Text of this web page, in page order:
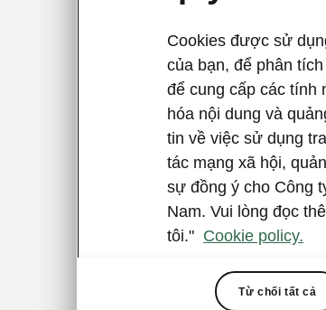
Cookies được sử
của bạn, để phân
để cung cấp các tính
hóa nội dung và
tin về việc sử dụng
tác mạng xã hội,
sự đồng ý cho Công
Nam. Vui lòng đọc
tôi." Cookie policy.
Từ chối tất cả